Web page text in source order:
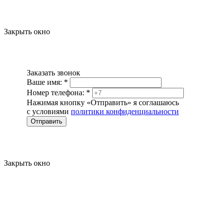
Закрыть окно
Заказать звонок
Ваше имя: *
Номер телефона: *
Нажимая кнопку «Отправить» я соглашаюсь
с условиями политики конфиденциальности
Отправить
Закрыть окно